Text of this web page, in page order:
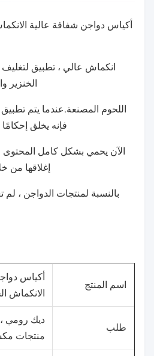
أكياس دواجن شفافة عالية
انكماش عالي ، تطبيق
الخنزير
اللحوم المصنعة.عندما يتم
فإنه يخلق
الآن يحمي بشكل كامل المحتوى
إغلاقها من
بالنسبة لمنتجات الدواجن ،
اسم المنتج
أكياس
الانكماش
طلب
ديك رومي
منتجات